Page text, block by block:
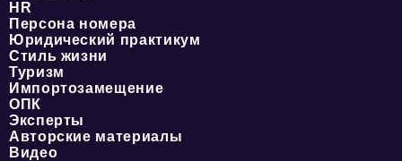
HR
Персона номера
Юридический практикум
Стиль жизни
Туризм
Импортозамещение
ОПК
Эксперты
Авторские материалы
Видео